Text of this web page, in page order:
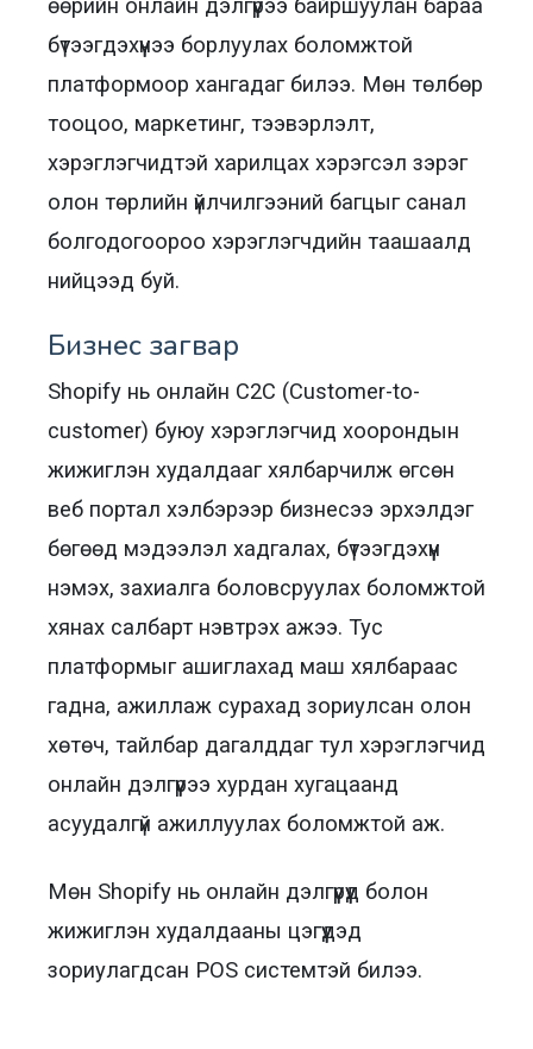
өөрийн онлайн дэлгүүрээ байршуулан бараа
бүтээгдэхүүнээ борлуулах боломжтой
платформоор хангадаг билээ. Мөн төлбөр
тооцоо, маркетинг, тээвэрлэлт,
хэрэглэгчидтэй харилцах хэрэгсэл зэрэг
олон төрлийн үйлчилгээний багцыг санал
болгодогоороо хэрэглэгчдийн таашаалд
нийцээд буй.
Бизнес загвар
Shopify нь онлайн C2C (Customer-to-
customer) буюу хэрэглэгчид хоорондын
жижиглэн худалдааг хялбарчилж өгсөн
веб портал хэлбэрээр бизнесээ эрхэлдэг
бөгөөд мэдээлэл хадгалах, бүтээгдэхүүн
нэмэх, захиалга боловсруулах боломжтой
хянах салбарт нэвтрэх ажээ. Тус
платформыг ашиглахад маш хялбараас
гадна, ажиллаж сурахад зориулсан олон
хөтөч, тайлбар дагалддаг тул хэрэглэгчид
онлайн дэлгүүрээ хурдан хугацаанд
асуудалгүй ажиллуулах боломжтой аж.
Мөн Shopify нь онлайн дэлгүүрүүд болон
жижиглэн худалдааны цэгүүдэд
зориулагдсан POS системтэй билээ.